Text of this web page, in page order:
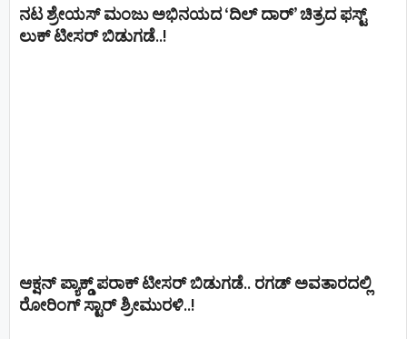
ನಟ ಶ್ರೇಯಸ್ ಮಂಜು ಅಭಿನಯದ ‘ದಿಲ್ ದಾರ್’ ಚಿತ್ರದ ಫಸ್ಟ್
ಲುಕ್ ಟೀಸರ್ ಬಿಡುಗಡೆ..!
ಆಕ್ಷನ್ ಪ್ಯಾಕ್ಡ್ ಪರಾಕ್ ಟೀಸರ್ ಬಿಡುಗಡೆ.. ರಗಡ್ ಅವತಾರದಲ್ಲಿ
ರೋರಿಂಗ್ ಸ್ಟಾರ್ ಶ್ರೀಮುರಳಿ..!